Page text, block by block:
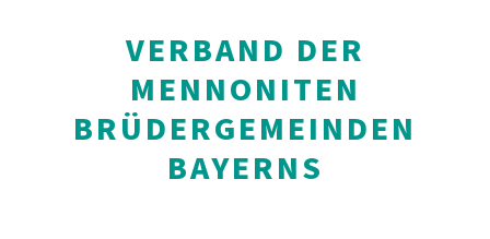
VERBAND DER
MENNONITEN
BRÜDERGEMEINDEN
BAYERNS